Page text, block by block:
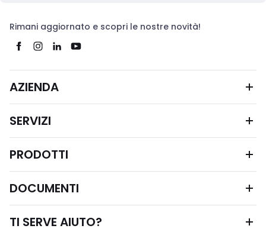
Rimani aggiornato e scopri le nostre novità!
AZIENDA
SERVIZI
PRODOTTI
DOCUMENTI
TI SERVE AIUTO?